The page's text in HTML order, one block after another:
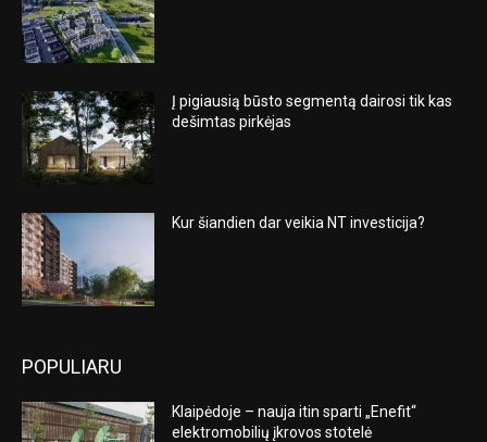
Į pigiausią būsto segmentą dairosi tik kas
dešimtas pirkėjas
Kur šiandien dar veikia NT investicija?
POPULIARU
Klaipėdoje – nauja itin sparti „Enefit“
elektromobilių įkrovos stotelė